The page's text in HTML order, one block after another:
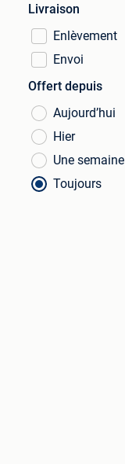
Livraison
Enlèvement
Envoi
Offert depuis
Aujourd’hui
Hier
Une semaine
Toujours